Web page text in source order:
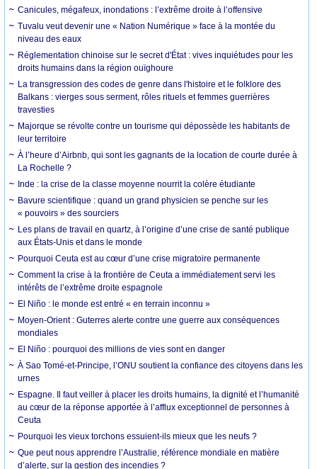
Canicules, mégafeux, inondations : l’extrême droite à l’offensive
Tuvalu veut devenir une « Nation Numérique » face à la montée du
niveau des eaux
Réglementation chinoise sur le secret d'État : vives inquiétudes pour les
droits humains dans la région ouïghoure
La transgression des codes de genre dans l'histoire et le folklore des
Balkans : vierges sous serment, rôles rituels et femmes guerrières
travesties
Majorque se révolte contre un tourisme qui dépossède les habitants de
leur territoire
À l’heure d’Airbnb, qui sont les gagnants de la location de courte durée à
La Rochelle ?
Inde : la crise de la classe moyenne nourrit la colère étudiante
Bavure scientifique : quand un grand physicien se penche sur les
« pouvoirs » des sourciers
Les plans de travail en quartz, à l’origine d’une crise de santé publique
aux États-Unis et dans le monde
Pourquoi Ceuta est au cœur d’une crise migratoire permanente
Comment la crise à la frontière de Ceuta a immédiatement servi les
intérêts de l’extrême droite espagnole
El Niño : le monde est entré « en terrain inconnu »
Moyen-Orient : Guterres alerte contre une guerre aux conséquences
mondiales
El Niño : pourquoi des millions de vies sont en danger
À Sao Tomé-et-Principe, l’ONU soutient la confiance des citoyens dans les
urnes
Espagne. Il faut veiller à placer les droits humains, la dignité et l’humanité
au cœur de la réponse apportée à l’afflux exceptionnel de personnes à
Ceuta
Pourquoi les vieux torchons essuient-ils mieux que les neufs ?
Que peut nous apprendre l’Australie, référence mondiale en matière
d’alerte, sur la gestion des incendies ?